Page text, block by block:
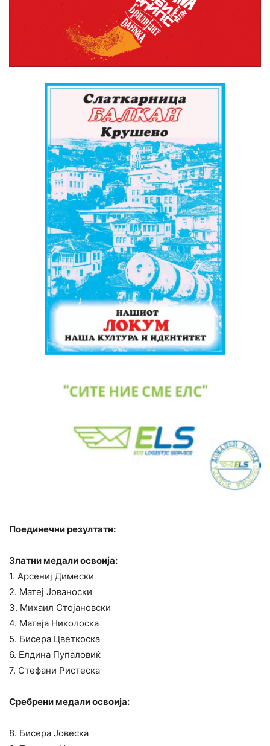
Поединечни резултати:
Златни медали oсвоија:
1. Арсениј Димески
2. Матеј Јованоски
3. Михаил Стојановски
4. Матеја Николоска
5. Бисера Цветкоска
6. Елдина Пупаловиќ
7. Стефани Ристеска
Сребрени медали освоија:
8. Бисера Јовеска